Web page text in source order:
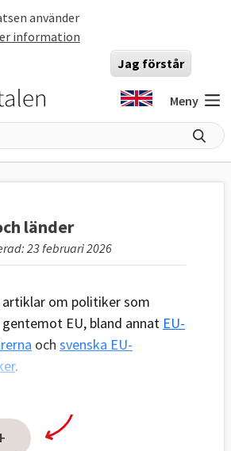
använder
information
Jag förstår
Meny
länder
23 februari 2026
om politiker som
EU, bland annat EU-
och svenska EU-
.